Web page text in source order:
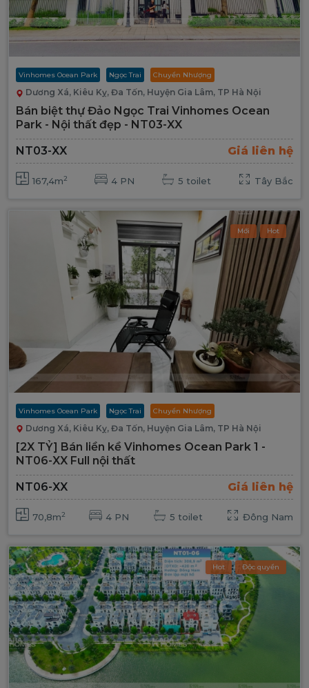
Vinhomes Ocean Park Ngọc Trai Chuyển Nhượng
Dương Xá, Kiêu Kỵ, Đa Tốn, Huyện Gia Lâm, TP Hà Nội
Bán biệt thự Đảo Ngọc Trai Vinhomes Ocean
Park - Nội thất đẹp - NT03-XX
NT03-XX
Giá liên hệ
167,4m2 4 PN 5 toilet Tây Bắc
Mới Hot
Vinhomes Ocean Park Ngọc Trai Chuyển Nhượng
Dương Xá, Kiêu Kỵ, Đa Tốn, Huyện Gia Lâm, TP Hà Nội
[2X TỶ] Bán liền kề Vinhomes Ocean Park 1 -
NT06-XX Full nội thất
NT06-XX
Giá liên hệ
70,8m2 4 PN 5 toilet Đông Nam
Hot Độc quyền